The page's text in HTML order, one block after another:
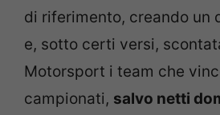
di riferimento, creando un
e, sotto certi versi,
Motorsport i team che
campionati, salvo netti